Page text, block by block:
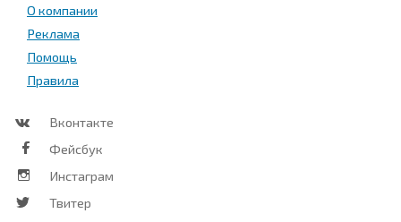
О компании
Реклама
Помощь
Правила
Вконтакте
Фейсбук
Инстаграм
Твитер